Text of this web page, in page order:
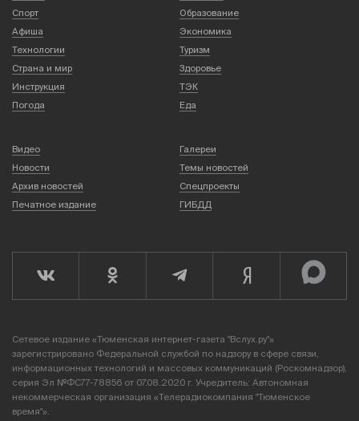
Спорт
Образование
Афиша
Экономика
Технологии
Туризм
Страна и мир
Здоровье
Инструкция
ТЭК
Погода
Еда
Видео
Галереи
Новости
Темы новостей
Архив новостей
Спецпроекты
Печатное издание
ГИБДД
Сетевое издание «Тюменская интернет-газета "Вслух.ру"»
зарегистрировано Федеральной службой по надзору в сфере связи,
информационных технологий и массовых коммуникаций (Роскомнадзор),
серия Эл №ФС77-78856 от 07.08.2020 г. Учредитель: Автономная
некоммерческая организация «Телерадиокомпания "Тюменское
время"».